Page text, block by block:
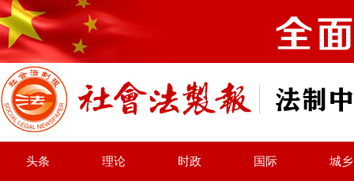
头条 理论 时政 国际 城乡